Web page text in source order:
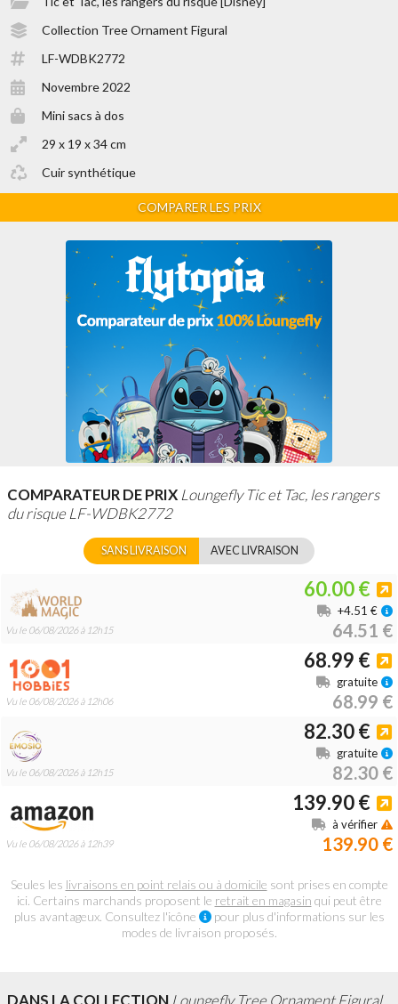
Collection Tree Ornament Figural
LF-WDBK2772
Novembre 2022
Mini sacs à dos
29 x 19 x 34 cm
Cuir synthétique
COMPARER LES PRIX
COMPARATEUR DE PRIX Loungefly Tic et Tac, les rangers
du risque LF-WDBK2772
SANS LIVRAISON AVEC LIVRAISON
Vu le 06/08/2026 à 12h15
60.00 €
64.51 €
+4.51 €
Vu le 06/08/2026 à 12h06
68.99 €
68.99 €
gratuite
Vu le 06/08/2026 à 12h15
82.30 €
82.30 €
gratuite
Vu le 06/08/2026 à 12h39
139.90 €
139.90 €
à vérifier
Seules les livraisons en point relais ou à domicile sont prises en compte
ici. Certains marchands proposent le retrait en magasin qui peut être
plus avantageux. Consultez l'icône
pour plus d'informations sur les
modes de livraison proposés.
DANS LA COLLECTION Loungefly Tree Ornament Figural